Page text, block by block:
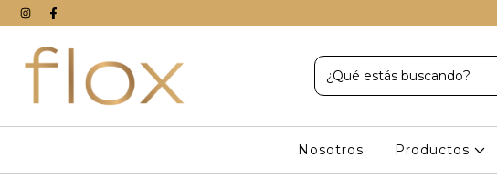
Nosotros Productos